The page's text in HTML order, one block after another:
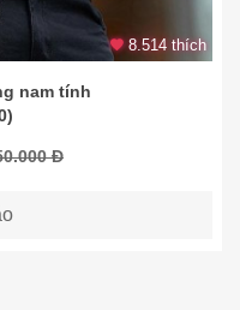
8.514 thích
nam tính
Đ